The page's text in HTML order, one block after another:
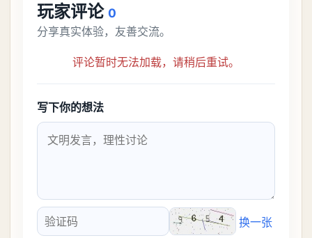
玩家评论 0
分享真实体验，友善交流。
评论暂时无法加载，请稍后重试。
写下你的想法
验证码
换一张